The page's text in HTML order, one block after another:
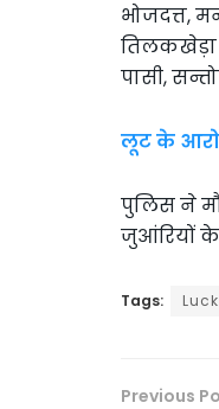
भोजदत्त,
तिलकखेड़ा
पासी,
लूट के
पुलिस ने
जुआंरियों
Tags:
Previous